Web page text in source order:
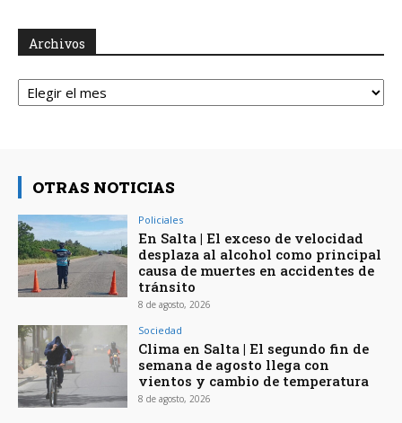
Archivos
Archivos
OTRAS NOTICIAS
Policiales
En Salta | El exceso de velocidad
desplaza al alcohol como principal
causa de muertes en accidentes de
tránsito
8 de agosto, 2026
Sociedad
Clima en Salta | El segundo fin de
semana de agosto llega con
vientos y cambio de temperatura
8 de agosto, 2026